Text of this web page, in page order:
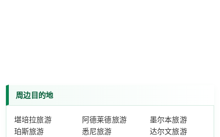
周边目的地
堪培拉旅游 阿德莱德旅游
墨尔本旅游
珀斯旅游
悉尼旅游
达尔文旅游